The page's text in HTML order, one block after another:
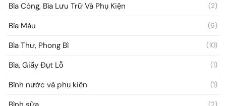
Bìa Còng, Bìa Lưu Trữ Và Phụ Kiện (2)
Bìa Màu (6)
Bìa Thư, Phong Bì (10)
Bìa, Giấy Đụt Lỗ (1)
Bình nước và phụ kiện (1)
(2)